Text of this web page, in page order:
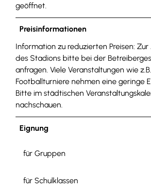
geöffnet.
Preisinformationen
Information zu reduzierten Preisen:
des Stadions bitte bei der
anfragen. Viele Veranstaltungen wie
Footballturniere nehmen eine geringe
Bitte im städtischen
nachschauen.
Eignung
für Gruppen
für Schulklassen